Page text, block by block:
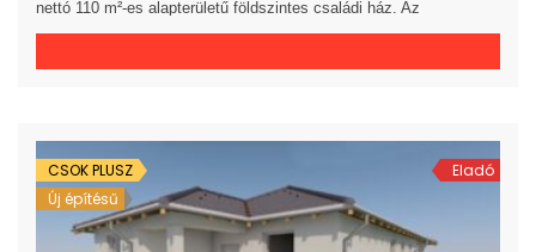
nettó 110 m²-es alapterületű földszintes családi ház. Az
ingatlanban egy amerikai konyhás nappali, 4 hálószoba, egy
ingatlan 30-as […]
CSOK PLUSZ
Új építésű
Eladó